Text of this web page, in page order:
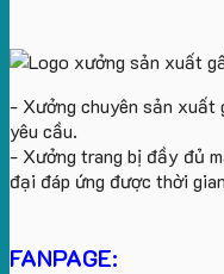
- Xưởng chuyên sản xuất
yêu cầu.
- Xưởng trang bị đầy đủ
đại đáp ứng được thời
FANPAGE: